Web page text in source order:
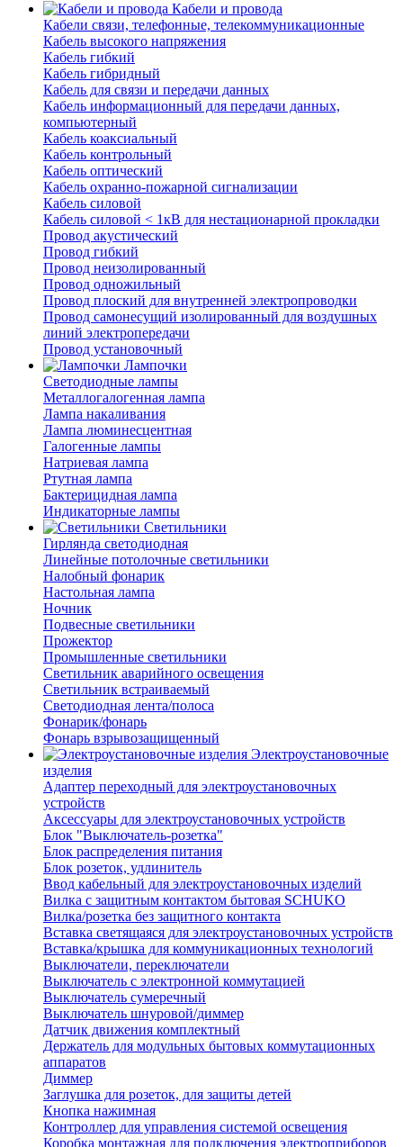
Кабели и провода
Кабели связи, телефонные, телекоммуникационные
Кабель высокого напряжения
Кабель гибкий
Кабель гибридный
Кабель для связи и передачи данных
Кабель информационный для передачи данных,
компьютерный
Кабель коаксиальный
Кабель контрольный
Кабель оптический
Кабель охранно-пожарной сигнализации
Кабель силовой
Кабель силовой < 1кВ для нестационарной прокладки
Провод акустический
Провод гибкий
Провод неизолированный
Провод одножильный
Провод плоский для внутренней электропроводки
Провод самонесущий изолированный для воздушных
линий электропередачи
Провод установочный
Лампочки
Светодиодные лампы
Металлогалогенная лампа
Лампа накаливания
Лампа люминесцентная
Галогенные лампы
Натриевая лампа
Ртутная лампа
Бактерицидная лампа
Индикаторные лампы
Светильники
Гирлянда светодиодная
Линейные потолочные светильники
Налобный фонарик
Настольная лампа
Ночник
Подвесные светильники
Прожектор
Промышленные светильники
Светильник аварийного освещения
Светильник встраиваемый
Светодиодная лента/полоса
Фонарик/фонарь
Фонарь взрывозащищенный
Электроустановочные
изделия
Адаптер переходный для электроустановочных
устройств
Аксессуары для электроустановочных устройств
Блок "Выключатель-розетка"
Блок распределения питания
Блок розеток, удлинитель
Ввод кабельный для электроустановочных изделий
Вилка с защитным контактом бытовая SCHUKO
Вилка/розетка без защитного контакта
Вставка светящаяся для электроустановочных устройств
Вставка/крышка для коммуникационных технологий
Выключатели, переключатели
Выключатель с электронной коммутацией
Выключатель сумеречный
Выключатель шнуровой/диммер
Датчик движения комплектный
Держатель для модульных бытовых коммутационных
аппаратов
Диммер
Заглушка для розеток, для защиты детей
Кнопка нажимная
Контроллер для управления системой освещения
Коробка монтажная для подключения электроприборов